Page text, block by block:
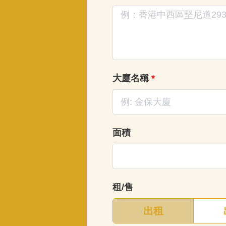
大廈名稱 *
面積
租/售
出租